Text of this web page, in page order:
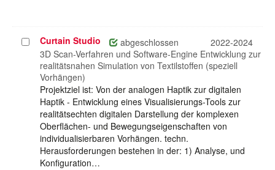
Projekt
auswählen
Curtain Studio abgeschlossen
2022-2024
3D Scan-Verfahren und Software-Engine Entwicklung zur
realitätsnahen Simulation von Textilstoffen (speziell
Vorhängen)
Projektziel ist: Von der analogen Haptik zur digitalen
Haptik - Entwicklung eines Visualisierungs-Tools zur
realitätsechten digitalen Darstellung der komplexen
Oberflächen- und Bewegungseigenschaften von
individualisierbaren Vorhängen. techn.
Herausforderungen bestehen in der: 1) Analyse, und
Konfiguration…